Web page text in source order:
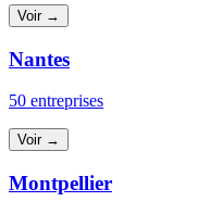
Voir →
Nantes
50 entreprises
Voir →
Montpellier